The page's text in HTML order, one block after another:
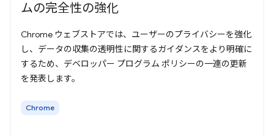
ムの完全性の強化
Chrome ウェブストアでは、ユーザーのプライバシーを強化
し、データの収集の透明性に関するガイダンスをより明確に
するため、デベロッパー プログラム ポリシーの一連の更新
を発表します。
Chrome